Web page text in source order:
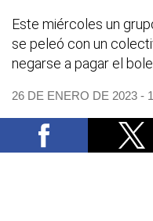
Este miércoles un
se peleó con un
negarse a pagar el
26 DE ENERO DE 2023 -